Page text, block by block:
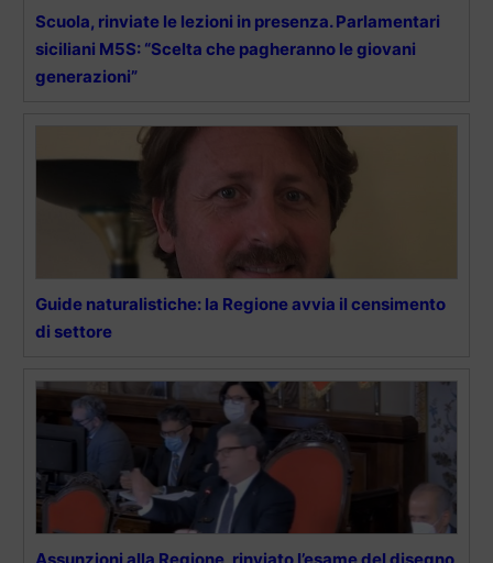
Scuola, rinviate le lezioni in presenza. Parlamentari
siciliani M5S: “Scelta che pagheranno le giovani
generazioni”
Guide naturalistiche: la Regione avvia il censimento
di settore